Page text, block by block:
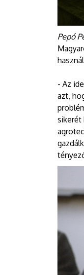
Pepó
- Az
azt,
sikerét